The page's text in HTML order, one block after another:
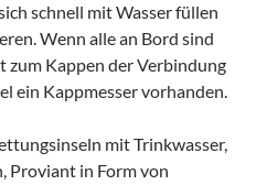
schnell mit Wasser füllen
Wenn alle an Bord sind
zum Kappen der Verbindung
ein Kappmesser vorhanden.
mit Trinkwasser,
Proviant in Form von